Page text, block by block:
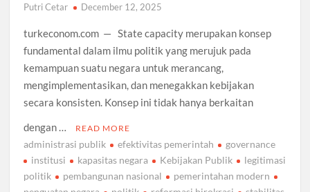
Putri Cetar December 12, 2025
turkeconom.com — State capacity merupakan konsep
fundamental dalam ilmu politik yang merujuk pada
kemampuan suatu negara untuk merancang,
mengimplementasikan, dan menegakkan kebijakan
secara konsisten. Konsep ini tidak hanya berkaitan
dengan …
READ MORE
administrasi publik efektivitas pemerintah
governance
institusi
kapasitas negara Kebijakan Publik
legitimasi
politik
pembangunan nasional
pemerintahan modern